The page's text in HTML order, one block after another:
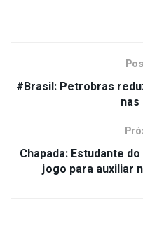
#Brasil: Petrobras
Chapada: Estudante
jogo para auxiliar